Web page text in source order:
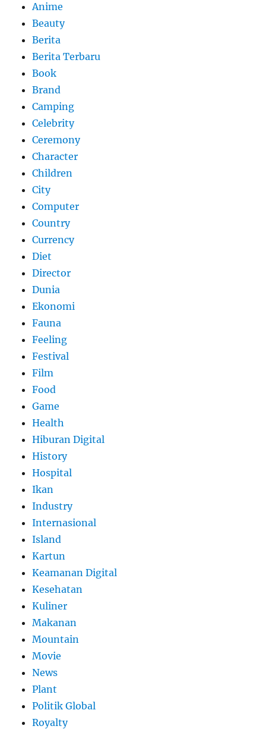
Anime
Beauty
Berita
Berita Terbaru
Book
Brand
Camping
Celebrity
Ceremony
Character
Children
City
Computer
Country
Currency
Diet
Director
Dunia
Ekonomi
Fauna
Feeling
Festival
Film
Food
Game
Health
Hiburan Digital
History
Hospital
Ikan
Industry
Internasional
Island
Kartun
Keamanan Digital
Kesehatan
Kuliner
Makanan
Mountain
Movie
News
Plant
Politik Global
Royalty